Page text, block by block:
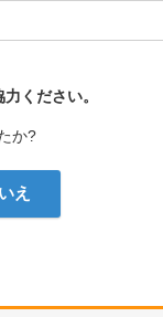
ください。
か?
え